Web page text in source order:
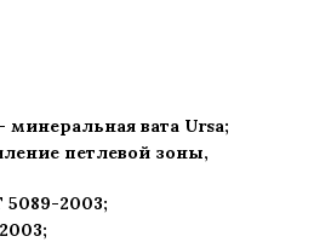
минеральная вата Ursa;
петлевой зоны,
5089-2003;
;